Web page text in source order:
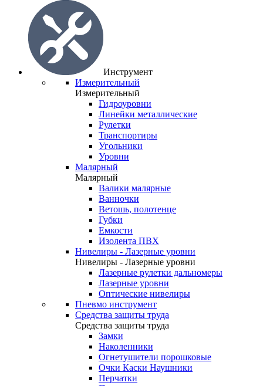
Инструмент
Измерительный
Измерительный
Гидроуровни
Линейки металлические
Рулетки
Транспортиры
Угольники
Уровни
Малярный
Малярный
Валики малярные
Ванночки
Ветошь, полотенце
Губки
Емкости
Изолента ПВХ
Нивелиры - Лазерные уровни
Нивелиры - Лазерные уровни
Лазерные рулетки дальномеры
Лазерные уровни
Оптические нивелиры
Пневмо инструмент
Средства защиты труда
Средства защиты труда
Замки
Наколенники
Огнетушители порошковые
Очки Каски Наушники
Перчатки